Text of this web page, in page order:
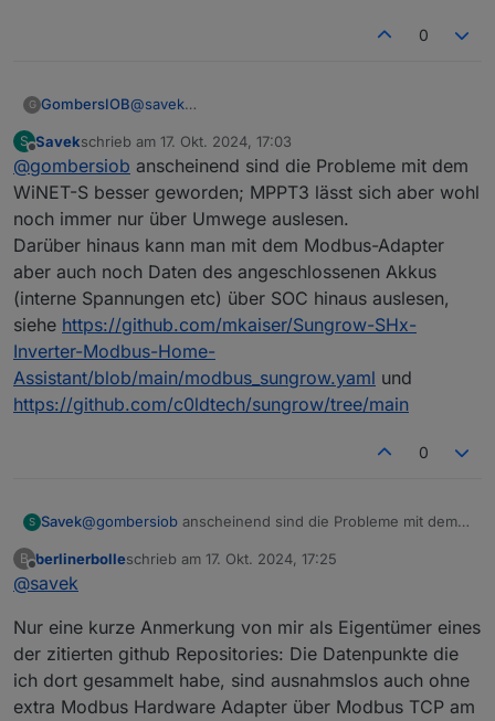
0
G GombersIOB@savek
keinem der beiden Ports. Aber es hat etwas
gedauert, bis es funktionierte. Und eine echte
Erklärung für die Probleme gab es nie.
S
Offline
Savekschrieb am 17. Okt. 2024, 17:03
zuletzt editiert von
@gombersiob anscheinend sind die Probleme mit dem
WiNET-S besser geworden; MPPT3 lässt sich aber wohl
noch immer nur über Umwege auslesen.
Darüber hinaus kann man mit dem Modbus-Adapter
aber auch noch Daten des angeschlossenen Akkus
(interne Spannungen etc) über SOC hinaus auslesen,
siehe https://github.com/mkaiser/Sungrow-SHx-
Inverter-Modbus-Home-
Assistant/blob/main/modbus_sungrow.yaml und
https://github.com/c0ldtech/sungrow/tree/main
0
S Savek@gombersiob anscheinend sind die Probleme mit dem
noch immer nur über Umwege auslesen.
(interne Spannungen etc) über SOC hinaus auslesen,
siehehttps://github.com/mkaiser/Sungrow-SHx-
Inverter-Modbus-Home-
Assistant/blob/main/modbus_sungrow.yaml und
https://github.com/c0ldtech/sungrow/tree/main
B
Offline
berlinerbolleschrieb am 17. Okt. 2024, 17:25
zuletzt editiert von
@savek
Nur eine kurze Anmerkung von mir als Eigentümer eines
der zitierten github Repositories: Die Datenpunkte die
ich dort gesammelt habe, sind ausnahmslos auch ohne
extra Modbus Hardware Adapter über Modbus TCP am